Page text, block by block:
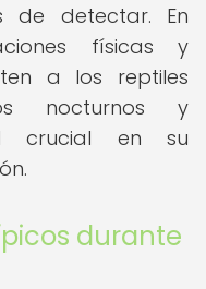
de detectar. En
físicas y
a los reptiles
nocturnos y
crucial en su
durante